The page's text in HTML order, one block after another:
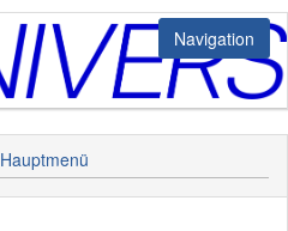
Navigation
Hauptmenü